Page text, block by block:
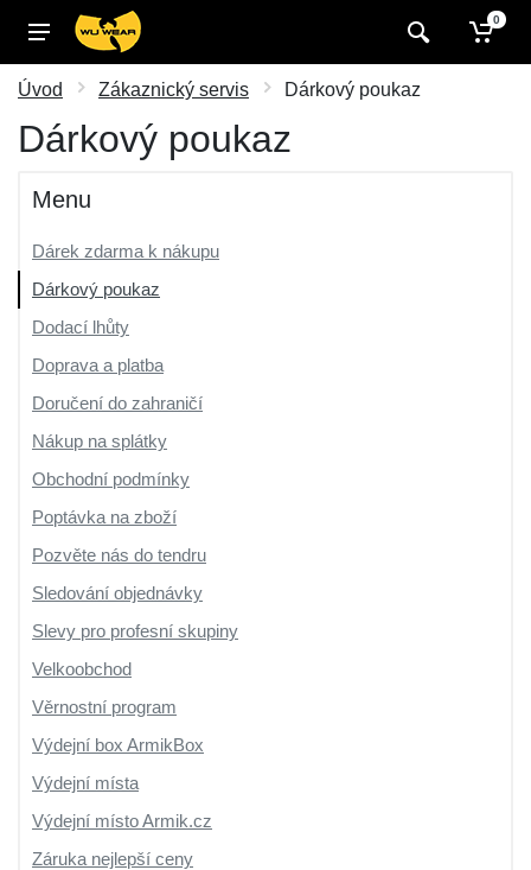
0
Úvod Zákaznický servis Dárkový poukaz
Dárkový poukaz
Menu
Dárek zdarma k nákupu
Dárkový poukaz
Dodací lhůty
Doprava a platba
Doručení do zahraničí
Nákup na splátky
Obchodní podmínky
Poptávka na zboží
Pozvěte nás do tendru
Sledování objednávky
Slevy pro profesní skupiny
Velkoobchod
Věrnostní program
Výdejní box ArmikBox
Výdejní místa
Výdejní místo Armik.cz
Záruka nejlepší ceny